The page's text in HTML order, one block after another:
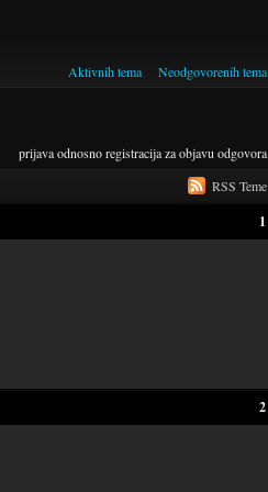
Aktivnih tema Neodgovorenih tema
prijavaodnosnoregistracijaza objavu odgovora
RSS Teme
1
2